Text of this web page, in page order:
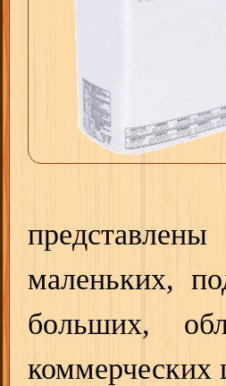
маленьких,
больших,
коммерческих